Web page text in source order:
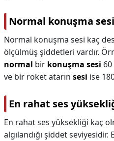
Normal konuşma
Normal konuşma sesi kaç
ölçülmüş şiddetleri vardır.
normal bir konuşma sesi 60
ve bir roket atarın sesi ise
En rahat ses
En rahat ses yüksekliği kaç
algılandığı şiddet seviyesidir.